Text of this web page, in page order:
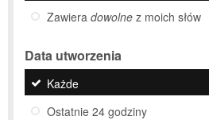
Zawiera dowolne z moich słów
Data utworzenia
Każde
Ostatnie 24 godziny